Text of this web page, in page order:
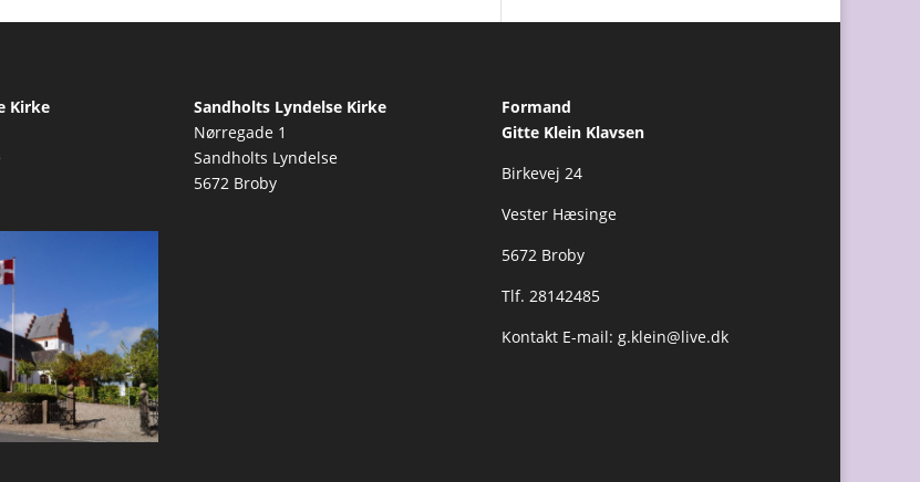
Kirke
Sandholts Lyndelse Kirke
Nørregade 1
Sandholts Lyndelse
5672 Broby
Formand
Gitte Klein Klavsen
Birkevej 24
Vester Hæsinge
5672 Broby
Tlf. 28142485
Kontakt E-mail: g.klein@live.dk